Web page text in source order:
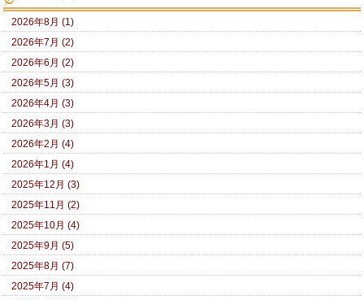
2026年8月 (1)
2026年7月 (2)
2026年6月 (2)
2026年5月 (3)
2026年4月 (3)
2026年3月 (3)
2026年2月 (4)
2026年1月 (4)
2025年12月 (3)
2025年11月 (2)
2025年10月 (4)
2025年9月 (5)
2025年8月 (7)
2025年7月 (4)